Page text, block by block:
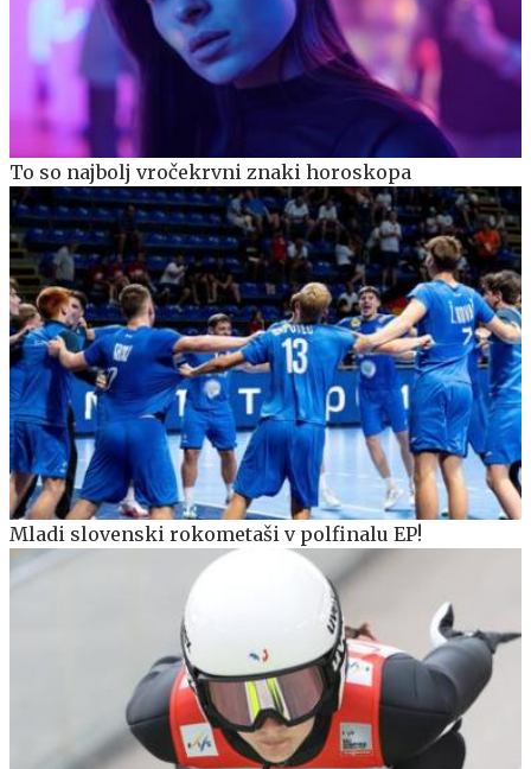
To so najbolj vročekrvni znaki horoskopa
Mladi slovenski rokometaši v polfinalu EP!